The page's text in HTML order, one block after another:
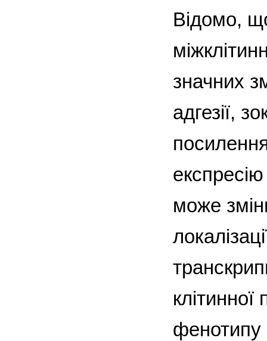
Відомо,
значних
адгезії,
може
клітинної
фенотипу